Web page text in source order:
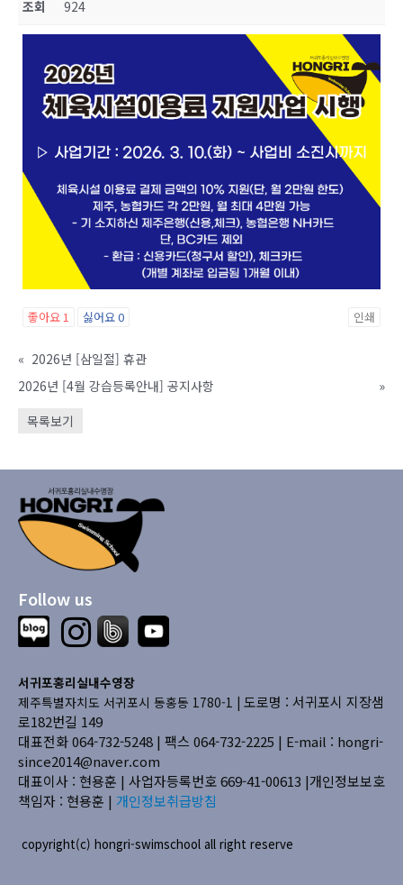
조회
924
좋아요1 싫어요0 인쇄
« 2026년 [삼일절] 휴관
2026년 [4월 강습등록안내] 공지사항
»
목록보기
Follow us
서귀포홍리실내수영장
제주특별자치도 서귀포시 동홍동 1780-1 | 도로명 : 서귀포시 지장샘
로182번길 149
대표전화 064-732-5248 | 팩스 064-732-2225 | E-mail : hongri-
since2014@naver.com
대표이사 : 현용훈 | 사업자등록번호 669-41-00613 |개인정보보호
책임자 : 현용훈 | 개인정보취급방침
copyright(c) hongri-swimschool all right reserve